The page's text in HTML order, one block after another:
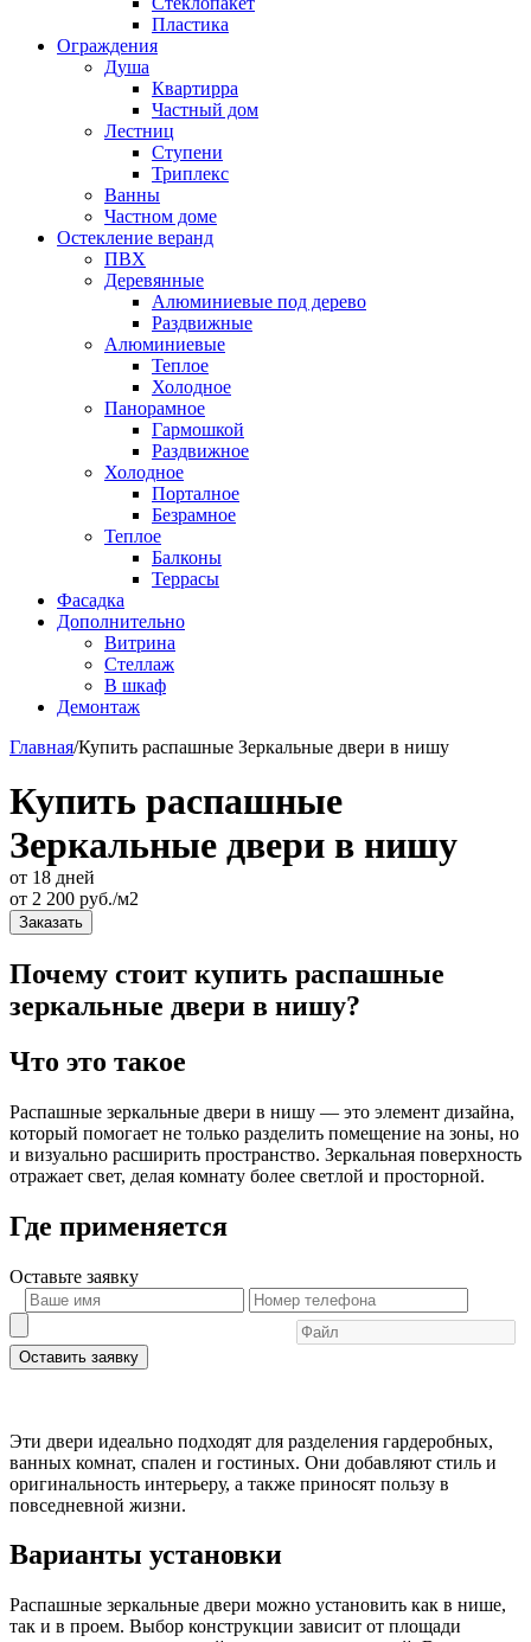
Пластика
Ограждения
Душа
Квартирра
Частный дом
Лестниц
Ступени
Триплекс
Ванны
Частном доме
Остекление веранд
ПВХ
Деревянные
Алюминиевые под дерево
Раздвижные
Алюминиевые
Теплое
Холодное
Панорамное
Гармошкой
Раздвижное
Холодное
Порталное
Безрамное
Теплое
Балконы
Террасы
Фасадка
Дополнительно
Витрина
Стеллаж
В шкаф
Демонтаж
Главная/Купить распашные Зеркальные двери в нишу
Купить распашные
Зеркальные двери в нишу
от 18 дней
от 2 200 руб./м2
Заказать
Почему стоит купить распашные
зеркальные двери в нишу?
Что это такое
Распашные зеркальные двери в нишу — это элемент дизайна,
который помогает не только разделить помещение на зоны, но
и визуально расширить пространство. Зеркальная поверхность
отражает свет, делая комнату более светлой и просторной.
Где применяется
Оставьте заявку
Оставить заявку
Эти двери идеально подходят для разделения гардеробных,
ванных комнат, спален и гостиных. Они добавляют стиль и
оригинальность интерьеру, а также приносят пользу в
повседневной жизни.
Варианты установки
Распашные зеркальные двери можно установить как в нише,
так и в проем. Выбор конструкции зависит от площади